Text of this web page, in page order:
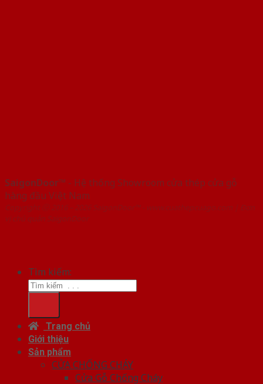
SaigonDoor™ - Hệ thống Showroom cửa thép cửa gỗ
hàng đầu Việt Nam
Copyright ⓒ 2016 – 2026 SaigonDoor™ - www.cuathepcuago.com | Đơn
vị chủ quản SaigonDoor
Tìm kiếm:
Trang chủ
Giới thiệu
Sản phẩm
CỬA CHỐNG CHÁY
Cửa Gỗ Chống Cháy